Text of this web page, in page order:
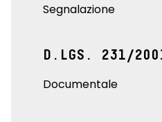
Segnalazione
D.LGS. 231/
Documentale